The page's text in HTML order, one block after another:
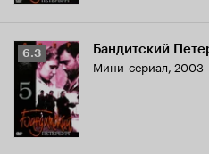
Рейтинг
Кинопоиска
6.3
6.3 Бандитский
Мини-сериал, 2003